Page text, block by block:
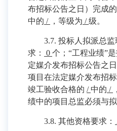
布招标公告之日）完成
中的 / ，等级为 /级。
3.7. 投标人拟派总
求：
0 个；“工程业绩”
定媒介发布招标公告之
项目在法定媒介发布招
竣工验收合格的 / 中的 /
绩中的项目总监必须与拟
3.8. 其他资格要求：